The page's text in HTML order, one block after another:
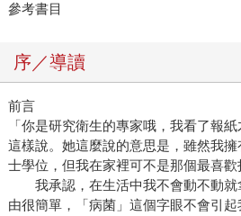
參考書目
序／導讀
前言
「你是研究衛生的專家哦，我看了報
這樣說。她這麼說的意思是，雖然我
士學位，但我在家裡可不是那個最喜歡
我承認，在生活中我不會動不動就
由很簡單，「病菌」這個字眼不會引起